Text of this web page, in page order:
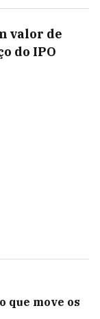
valor de
do IPO
que move os